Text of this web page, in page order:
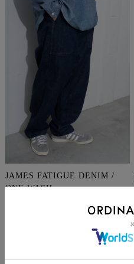
JAMES FATIGUE DENIM /
ONE WASH